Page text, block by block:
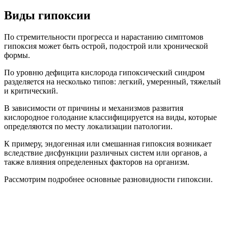
Виды гипоксии
По стремительности прогресса и нарастанию симптомов
гипоксия может быть острой, подострой или хронической
формы.
По уровню дефицита кислорода гипоксический синдром
разделяется на несколько типов: легкий, умеренный, тяжелый
и критический.
В зависимости от причины и механизмов развития
кислородное голодание классифицируется на виды, которые
определяются по месту локализации патологии.
К примеру, эндогенная или смешанная гипоксия возникает
вследствие дисфункции различных систем или органов, а
также влияния определенных факторов на организм.
Рассмотрим подробнее основные разновидности гипоксии.